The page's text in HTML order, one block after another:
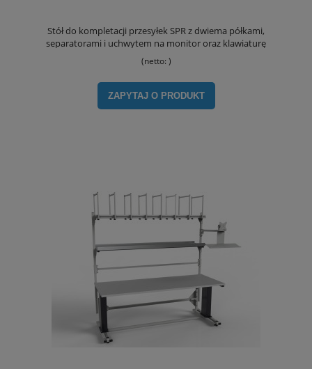
Stół do kompletacji przesyłek SPR z dwiema półkami,
separatorami i uchwytem na monitor oraz klawiaturę
(netto: )
ZAPYTAJ O PRODUKT